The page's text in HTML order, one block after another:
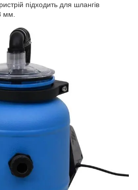
підходить для шлангів
мм.